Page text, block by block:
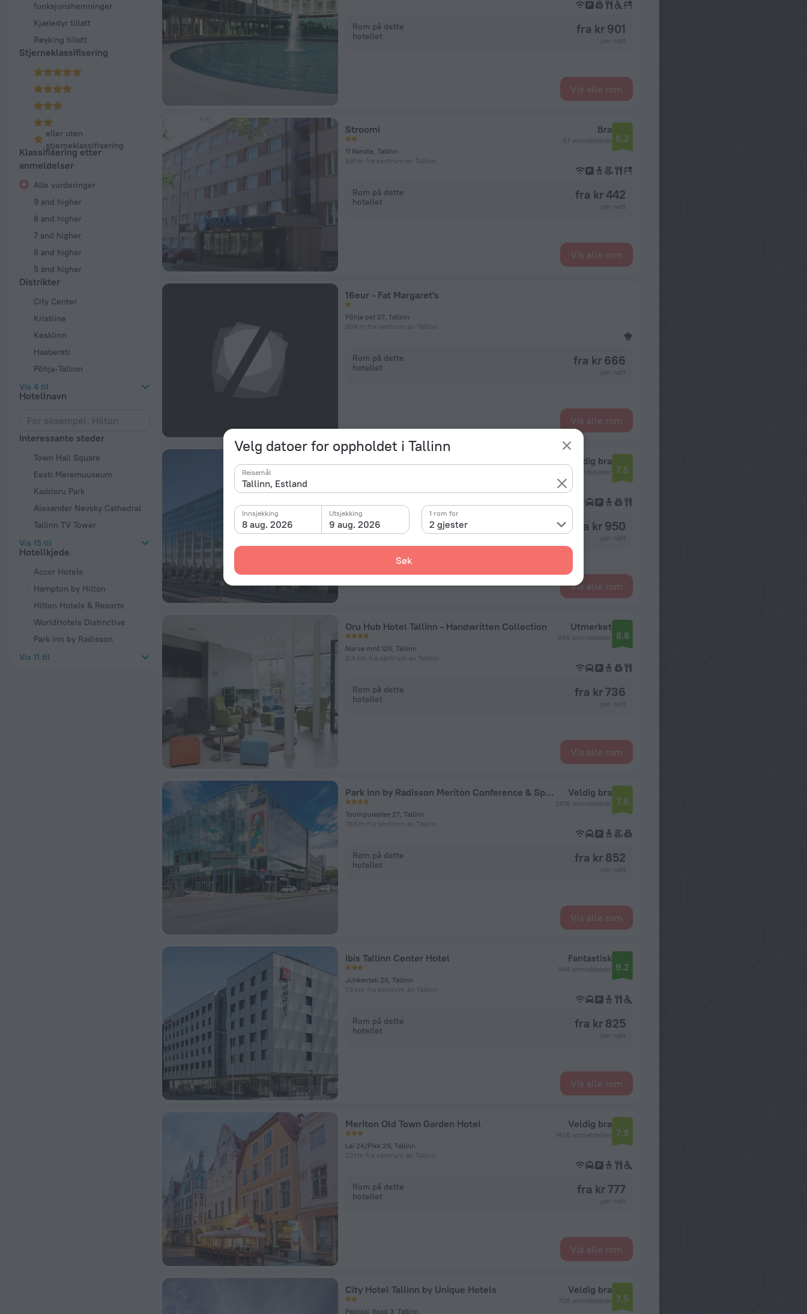
Velg datoer for oppholdet i Tallinn
Reisemål
8 aug. 2026
Innsjekking
9 aug. 2026
Utsjekking
2 gjester
1 rom for
Søk
funksjonshemninger
Kjæledyr tillatt
Røyking tillatt
Stjerneklassifisering
eller uten
stjerneklassifisering
Klassifisering etter
anmeldelser
Alle vurderinger
9 and higher
8 and higher
7 and higher
6 and higher
5 and higher
Distrikter
City Center
Kristiine
Kesklinn
Haabersti
Põhja-Tallinn
Vis 4 til
Hotellnavn
Interessante steder
Town Hall Square
Eesti Meremuuseum
Kadrioru Park
Alexander Nevsky Cathedral
Tallinn TV Tower
Vis 15 til
Hotellkjede
Accor Hotels
Hampton by Hilton
Hilton Hotels & Resorts
WorldHotels Distinctive
Park Inn by Radisson
Vis 11 til
Rom på dette
hotellet
fra kr 901
Vis alle rom
Stroomi
11 Randla, Tallinn
591 m fra sentrum av Tallinn
Bra
67 anmeldelser 6.2
Rom på dette
hotellet
fra kr 442
Vis alle rom
16eur - Fat Margaret's
Põhja pst 27, Tallinn
804 m fra sentrum av Tallinn
Rom på dette
hotellet
fra kr 666
Vis alle rom
708 m fra sentrum av Tallinn
Veldig bra
1235 anmeldelser 7.5
Rom på dette
hotellet
fra kr 950
Vis alle rom
Oru Hub Hotel Tallinn - Handwritten Collection
Narva mnt 120, Tallinn
3.4 km fra sentrum av Tallinn
Utmerket
845 anmeldelser 8.8
Rom på dette
hotellet
fra kr 736
Vis alle rom
Park Inn by Radisson Meriton Conference & Spa Hotel Tallinn
Toompuiestee 27, Tallinn
768 m fra sentrum av Tallinn
Veldig bra
2816 anmeldelser 7.5
Rom på dette
hotellet
fra kr 852
Vis alle rom
ibis Tallinn Center Hotel
Juhkentali 28, Tallinn
1.5 km fra sentrum av Tallinn
Fantastisk
944 anmeldelser 9.2
Rom på dette
hotellet
fra kr 825
Vis alle rom
Meriton Old Town Garden Hotel
Lai 24/Pikk 29, Tallinn
221 m fra sentrum av Tallinn
Veldig bra
1436 anmeldelser 7.9
Rom på dette
hotellet
fra kr 777
Vis alle rom
City Hotel Tallinn by Unique Hotels
Paldiski Road 3, Tallinn
Veldig bra
708 anmeldelser 7.5